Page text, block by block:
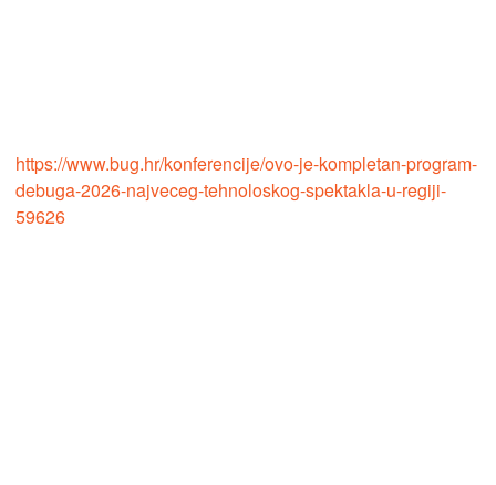
https://www.bug.hr/konferencije/ovo-je-kompletan-program-
debuga-2026-najveceg-tehnoloskog-spektakla-u-regiji-
59626